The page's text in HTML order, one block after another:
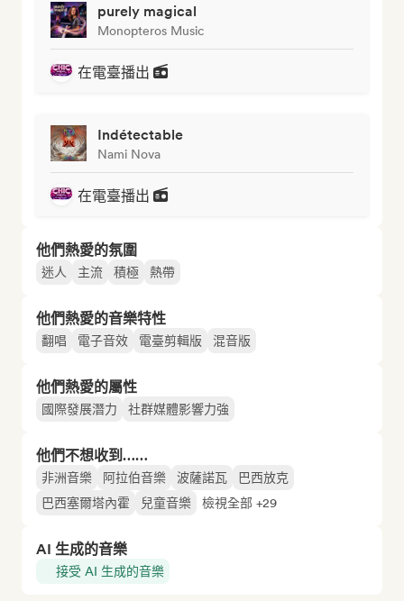
purely magical
Monopteros Music
在電臺播出
Indétectable
Nami Nova
在電臺播出
他們熱愛的氛圍
迷人 主流 積極 熱帶
他們熱愛的音樂特性
翻唱 電子音效 電臺剪輯版 混音版
他們熱愛的屬性
國際發展潛力 社群媒體影響力強
他們不想收到……
非洲音樂 阿拉伯音樂 波薩諾瓦
巴西放克
巴西塞爾塔內霍
兒童音樂 檢視全部 +29
AI 生成的音樂
接受 AI 生成的音樂